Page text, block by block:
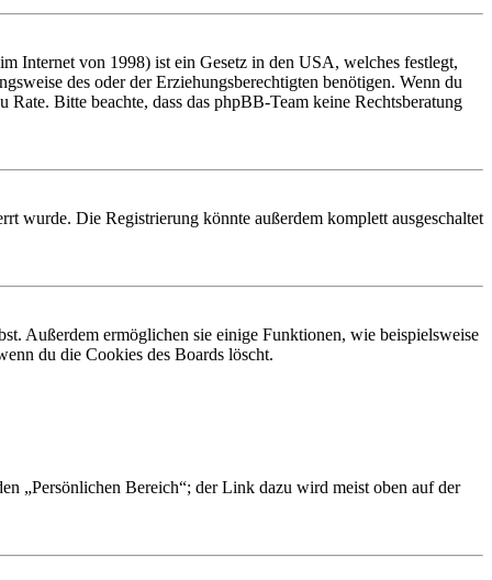
Internet von 1998) ist ein Gesetz in den USA, welches festlegt,
des oder der Erziehungsberechtigten benötigen. Wenn du
Bitte beachte, dass das phpBB-Team keine Rechtsberatung
wurde. Die Registrierung könnte außerdem komplett ausgeschaltet
Außerdem ermöglichen sie einige Funktionen, wie beispielsweise
du die Cookies des Boards löscht.
„Persönlichen Bereich“; der Link dazu wird meist oben auf der